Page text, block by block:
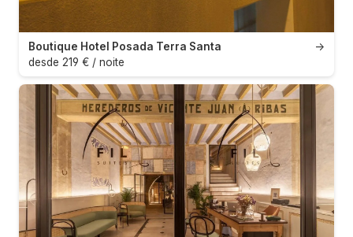
→
Boutique Hotel Posada Terra Santa
desde 219 € / noite